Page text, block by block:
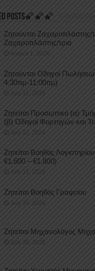
POSTS🌠🌠🌠
Ζητούνται Ζαχαροπλάστης/
Ζαχαροπλάστης/τρια
August 1, 2026
Ζητούνται Οδηγοί
4:30πμ-11:00πμ)
July 31, 2026
Ζητείται Προσωπικό (α)
(β) Οδηγοί Φορτηγών και
July 31, 2026
Ζητείται Βοηθός
€1.600 – €1.800)
July 31, 2026
Ζητείται Βοηθός Γραφείου
July 30, 2026
Ζητείται Μηχανολόγος
July 30, 2026